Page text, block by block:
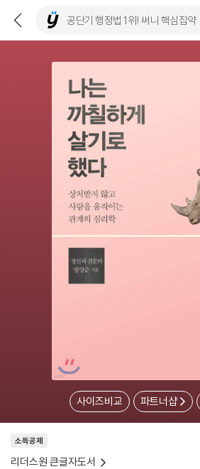
사이즈비교 파트너샵
소득공제
리더스원 큰글자도서